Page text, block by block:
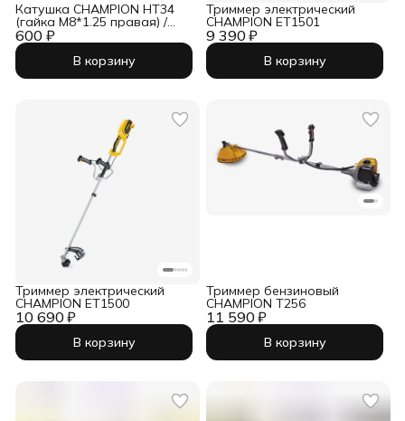
600 ₽
Катушка CHAMPION HT34
(гайка М8*1.25 правая) /
C5124
В корзину
9 390 ₽
Триммер электрический
CHAMPION ET1501
В корзину
10 690 ₽
Триммер электрический
CHAMPION ET1500
В корзину
11 590 ₽
Триммер бензиновый
CHAMPION T256
В корзину